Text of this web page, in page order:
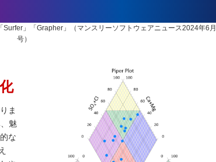
」「Grapher」（マンスリーソフトウェアニュース2024年6月
号）
ま
魅
な